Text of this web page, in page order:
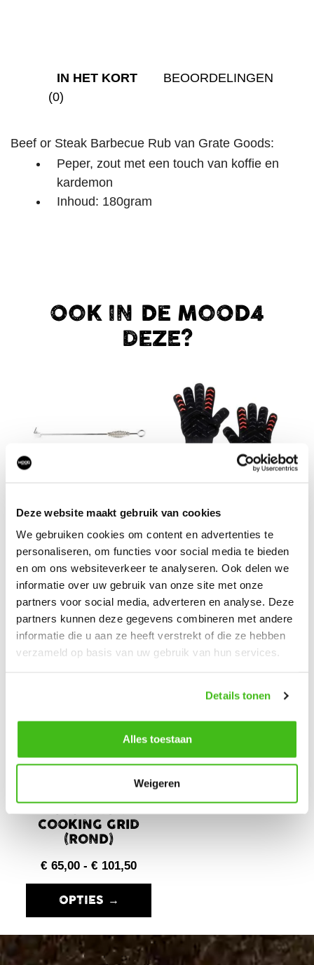
Deze website maakt gebruik van cookies
We gebruiken cookies om content en advertenties te
personaliseren, om functies voor social media te bieden
en om ons websiteverkeer te analyseren. Ook delen we
informatie over uw gebruik van onze site met onze
partners voor social media, adverteren en analyse. Deze
partners kunnen deze gegevens combineren met andere
informatie die u aan ze heeft verstrekt of die ze hebben
verzameld op basis van uw gebruik van hun services.
Details tonen
Alles toestaan
Weigeren
IN HET KORT
BEOORDELINGEN
(0)
Beef or Steak Barbecue Rub van Grate Goods:
Peper, zout met een touch van koffie en
kardemon
Inhoud: 180gram
OOK IN DE MOOD4
DEZE?
The Bastard
ASH POOK
CHROME
The Bastard
FIBER THERMO
GLOVES
€ 40,95
Big Green Egg
CAST IRON
COOKING GRID
(ROND)
€ 65,00 - € 101,50
OPTIES →